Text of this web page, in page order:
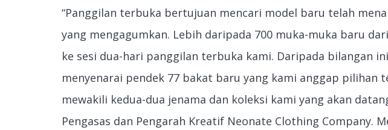
“Panggilan terbuka bertujuan mencari model baru telah
yang mengagumkan. Lebih daripada 700 muka-muka baru
ke sesi dua-hari panggilan terbuka kami. Daripada bilangan
menyenarai pendek 77 bakat baru yang kami anggap pilihan
mewakili kedua-dua jenama dan koleksi kami yang akan
Pengasas dan Pengarah Kreatif Neonate Clothing Company.